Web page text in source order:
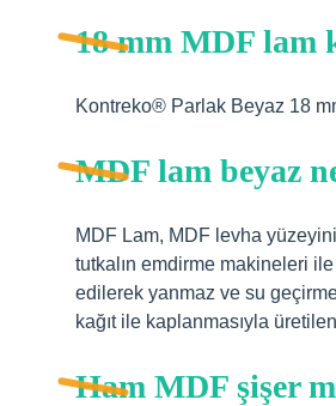
18 mm MDF lam
Kontreko® Parlak Beyaz 18
MDF lam beyaz
MDF Lam, MDF levha
tutkalın emdirme makineleri
edilerek yanmaz ve su
kağıt ile kaplanmasıyla
Ham MDF şişer